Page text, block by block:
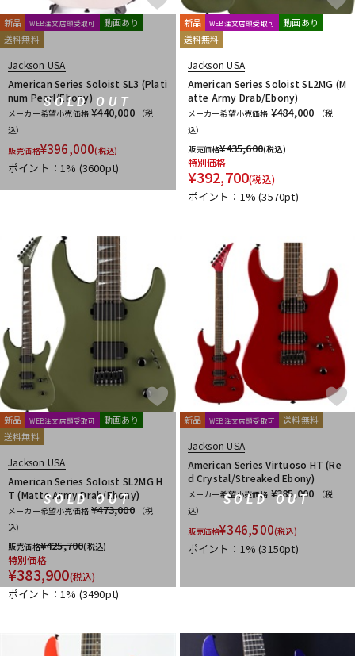
SOLD OUT
新品 WEB注文店頭受取可
動画あり
送料無料
Jackson USA
American Series Soloist SL3 (Plati
num Pearl/Ebony)
メーカー希望小売価格 ¥440,000
（税
込）
販売価格¥396,000(税込)
ポイント：1% (3600pt)
新品 WEB注文店頭受取可
動画あり
送料無料
Jackson USA
American Series Soloist SL2MG (M
atte Army Drab/Ebony)
メーカー希望小売価格 ¥484,000
（税
込）
販売価格¥435,600(税込)
特別価格
¥392,700(税込)
ポイント：1%(3570pt)
SOLD OUT
新品 WEB注文店頭受取可
動画あり
送料無料
Jackson USA
American Series Soloist SL2MG H
T (Matte Army Drab/Ebony)
メーカー希望小売価格 ¥473,000
（税
込）
販売価格¥425,700(税込)
特別価格
¥383,900(税込)
ポイント：1% (3490pt)
SOLD OUT
新品 WEB注文店頭受取可 送料無料
Jackson USA
American Series Virtuoso HT (Re
d Crystal/Streaked Ebony)
メーカー希望小売価格 ¥385,000
（税
込）
販売価格¥346,500(税込)
ポイント：1%(3150pt)